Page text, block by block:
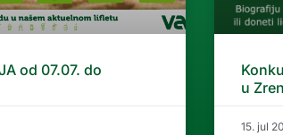
od 07.07. do
u
15. jul